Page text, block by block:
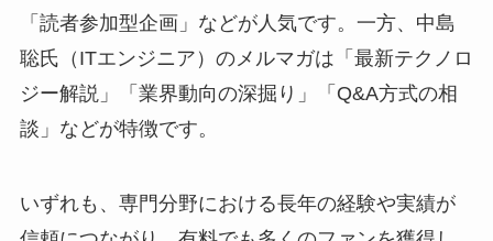
「読者参加型企画」などが人気です。一方、中島
聡氏（ITエンジニア）のメルマガは「最新テクノロ
ジー解説」「業界動向の深掘り」「Q&A方式の相
談」などが特徴です。
いずれも、専門分野における長年の経験や実績が